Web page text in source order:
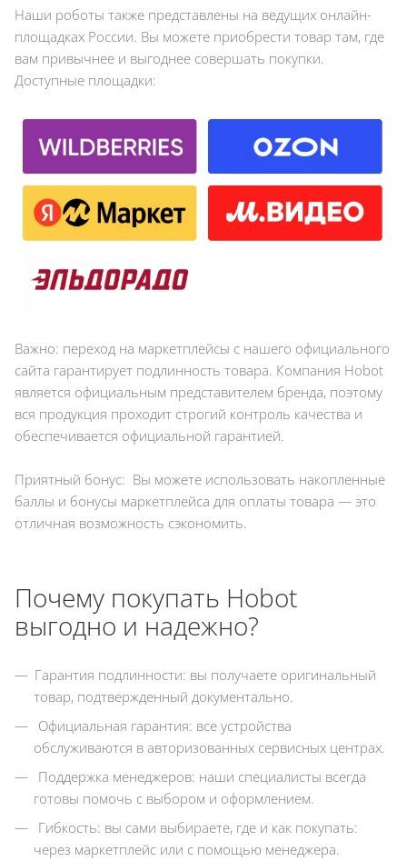
Наши роботы также представлены на ведущих онлайн-
площадках России. Вы можете приобрести товар там, где
вам привычнее и выгоднее совершать покупки.
Доступные площадки:
Важно: переход на маркетплейсы с нашего официального
сайта гарантирует подлинность товара. Компания Hobot
является официальным представителем бренда, поэтому
вся продукция проходит строгий контроль качества и
обеспечивается официальной гарантией.
Приятный бонус: Вы можете использовать накопленные
баллы и бонусы маркетплейса для оплаты товара — это
отличная возможность сэкономить.
Почему покупать Hobot
выгодно и надежно?
Гарантия подлинности: вы получаете оригинальный
товар, подтвержденный документально.
Официальная гарантия: все устройства
обслуживаются в авторизованных сервисных центрах.
Поддержка менеджеров: наши специалисты всегда
готовы помочь с выбором и оформлением.
Гибкость: вы сами выбираете, где и как покупать:
через маркетплейс или с помощью менеджера.